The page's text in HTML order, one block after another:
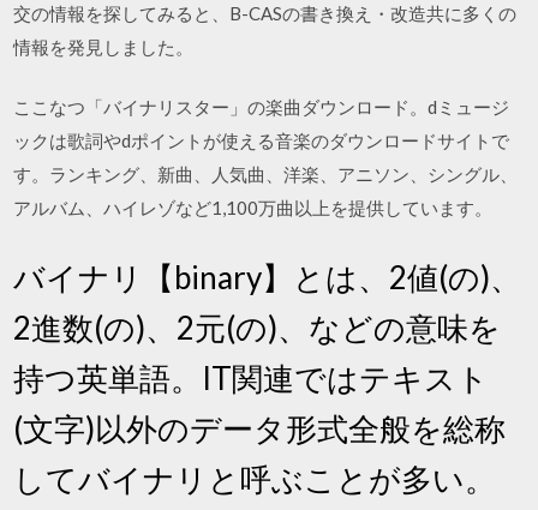
交の情報を探してみると、B-CASの書き換え・改造共に多くの
情報を発見しました。
ここなつ「バイナリスター」の楽曲ダウンロード。dミュージ
ックは歌詞やdポイントが使える音楽のダウンロードサイトで
す。ランキング、新曲、人気曲、洋楽、アニソン、シングル、
アルバム、ハイレゾなど1,100万曲以上を提供しています。
バイナリ【binary】とは、2値(の)、
2進数(の)、2元(の)、などの意味を
持つ英単語。IT関連ではテキスト
(文字)以外のデータ形式全般を総称
してバイナリと呼ぶことが多い。